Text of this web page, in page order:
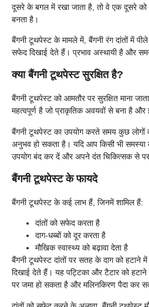
दूसरे के बगल में रखा जाता है, तो वे एक दूसरे
बनता है।
बैंगनी टूथपेस्ट के मामले में, बैंगनी रंग दांतों में
सफेद दिखाई देते हैं। प्रभाव अस्थायी है और
क्या बैंगनी टूथपेस्ट सुरक्षित है?
बैंगनी टूथपेस्ट को आमतौर पर सुरक्षित माना
महत्वपूर्ण है जो प्राकृतिक अवयवों से बना है
बैंगनी टूथपेस्ट का उपयोग करते समय कुछ लोगों
अनुभव हो सकता है। यदि आप किसी भी
उपयोग बंद कर दें और अपने दंत चिकित्सक से
बैंगनी टूथपेस्ट के फायदे
बैंगनी टूथपेस्ट के कई लाभ हैं, जिनमें शामिल हैं:
दांतों को सफेद करता है
दाग-धब्बों को दूर करता है
मौखिक स्वास्थ्य को बढ़ावा देता है
बैंगनी टूथपेस्ट दांतों पर सतह के दाग को
दिखाई देते हैं। यह पट्टिका और टैटार को
पर जमा हो सकता है और मलिनकिरण पैदा कर